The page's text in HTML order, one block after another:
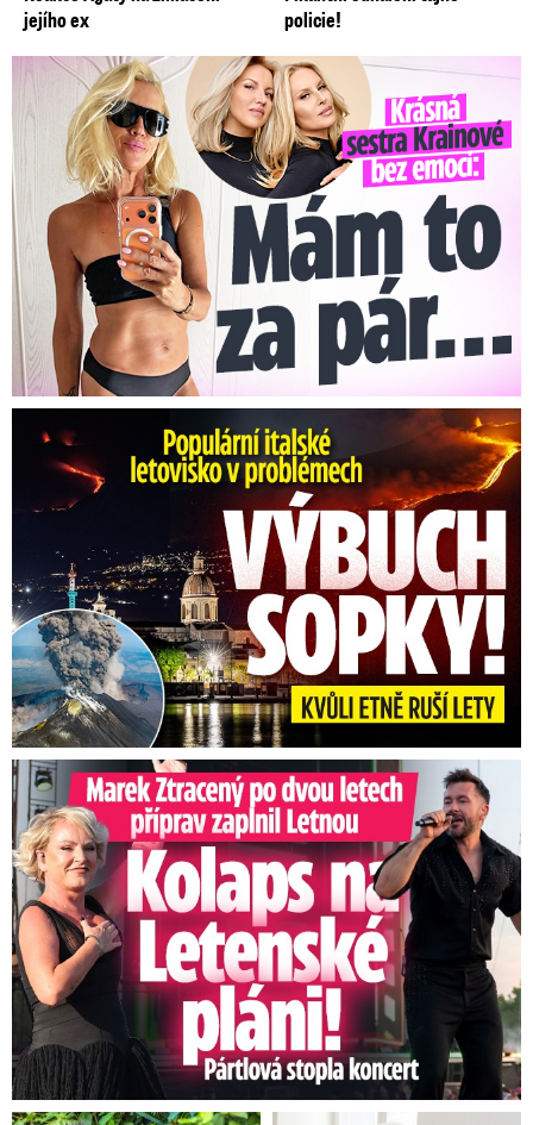
jejího ex
policie!
Krásná sestra Krainové bez emocí: Mám to za pár…
Erupce sicilské sopky Etny: Ruší desítky letů
Marek Ztracený na Letné: Pártlová stopla koncert